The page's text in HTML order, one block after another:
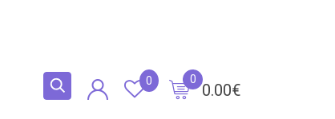
0.00€
0
0